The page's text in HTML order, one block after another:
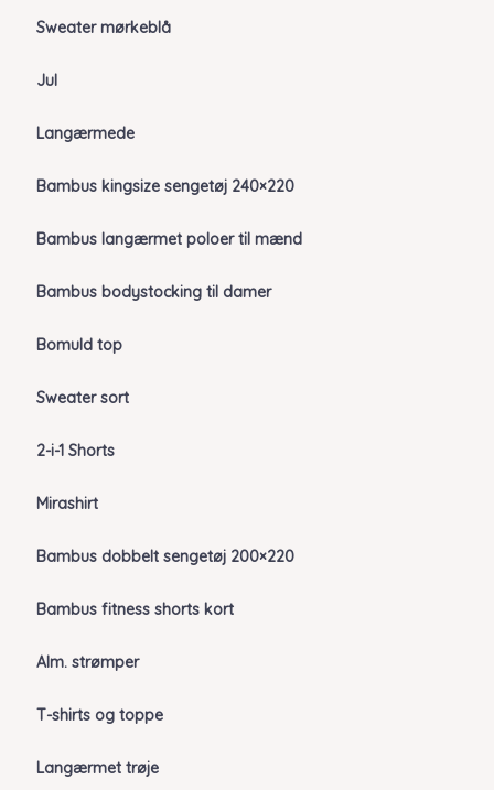
Sweater mørkeblå
Jul
Langærmede
Bambus kingsize sengetøj 240×220
Bambus langærmet poloer til mænd
Bambus bodystocking til damer
Bomuld top
Sweater sort
2-i-1 Shorts
Mirashirt
Bambus dobbelt sengetøj 200×220
Bambus fitness shorts kort
Alm. strømper
T-shirts og toppe
Langærmet trøje